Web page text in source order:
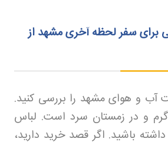
برای سفر لحظه آخری مشهد از
آب و هوای مشهد را بررسی کنید.
و در زمستان سرد است. لباس
باشید. اگر قصد خرید دارید،